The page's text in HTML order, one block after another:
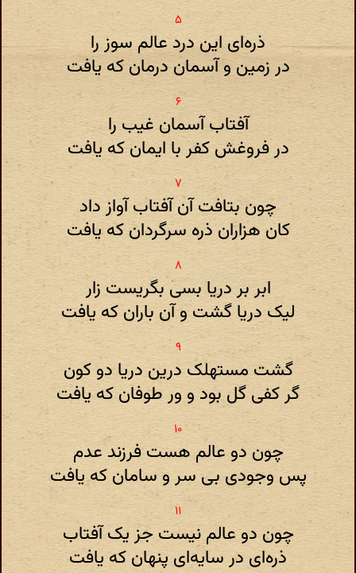
ذره‌ای این درد عالم سوز را
در زمین و آسمان درمان که یافت
آفتاب آسمان غیب را
در فروغش کفر با ایمان که یافت
چون بتافت آن آفتاب آواز داد
کان هزاران ذره سرگردان که یافت
ابر بر دریا بسی بگریست زار
لیک دریا گشت و آن باران که یافت
گشت مستهلک درین دریا دو کون
گر کفی گل بود و ور طوفان که یافت
چون دو عالم هست فرزند عدم
پس وجودی بی سر و سامان که یافت
چون دو عالم نیست جز یک آفتاب
ذره‌ای در سایه‌ای پنهان که یافت